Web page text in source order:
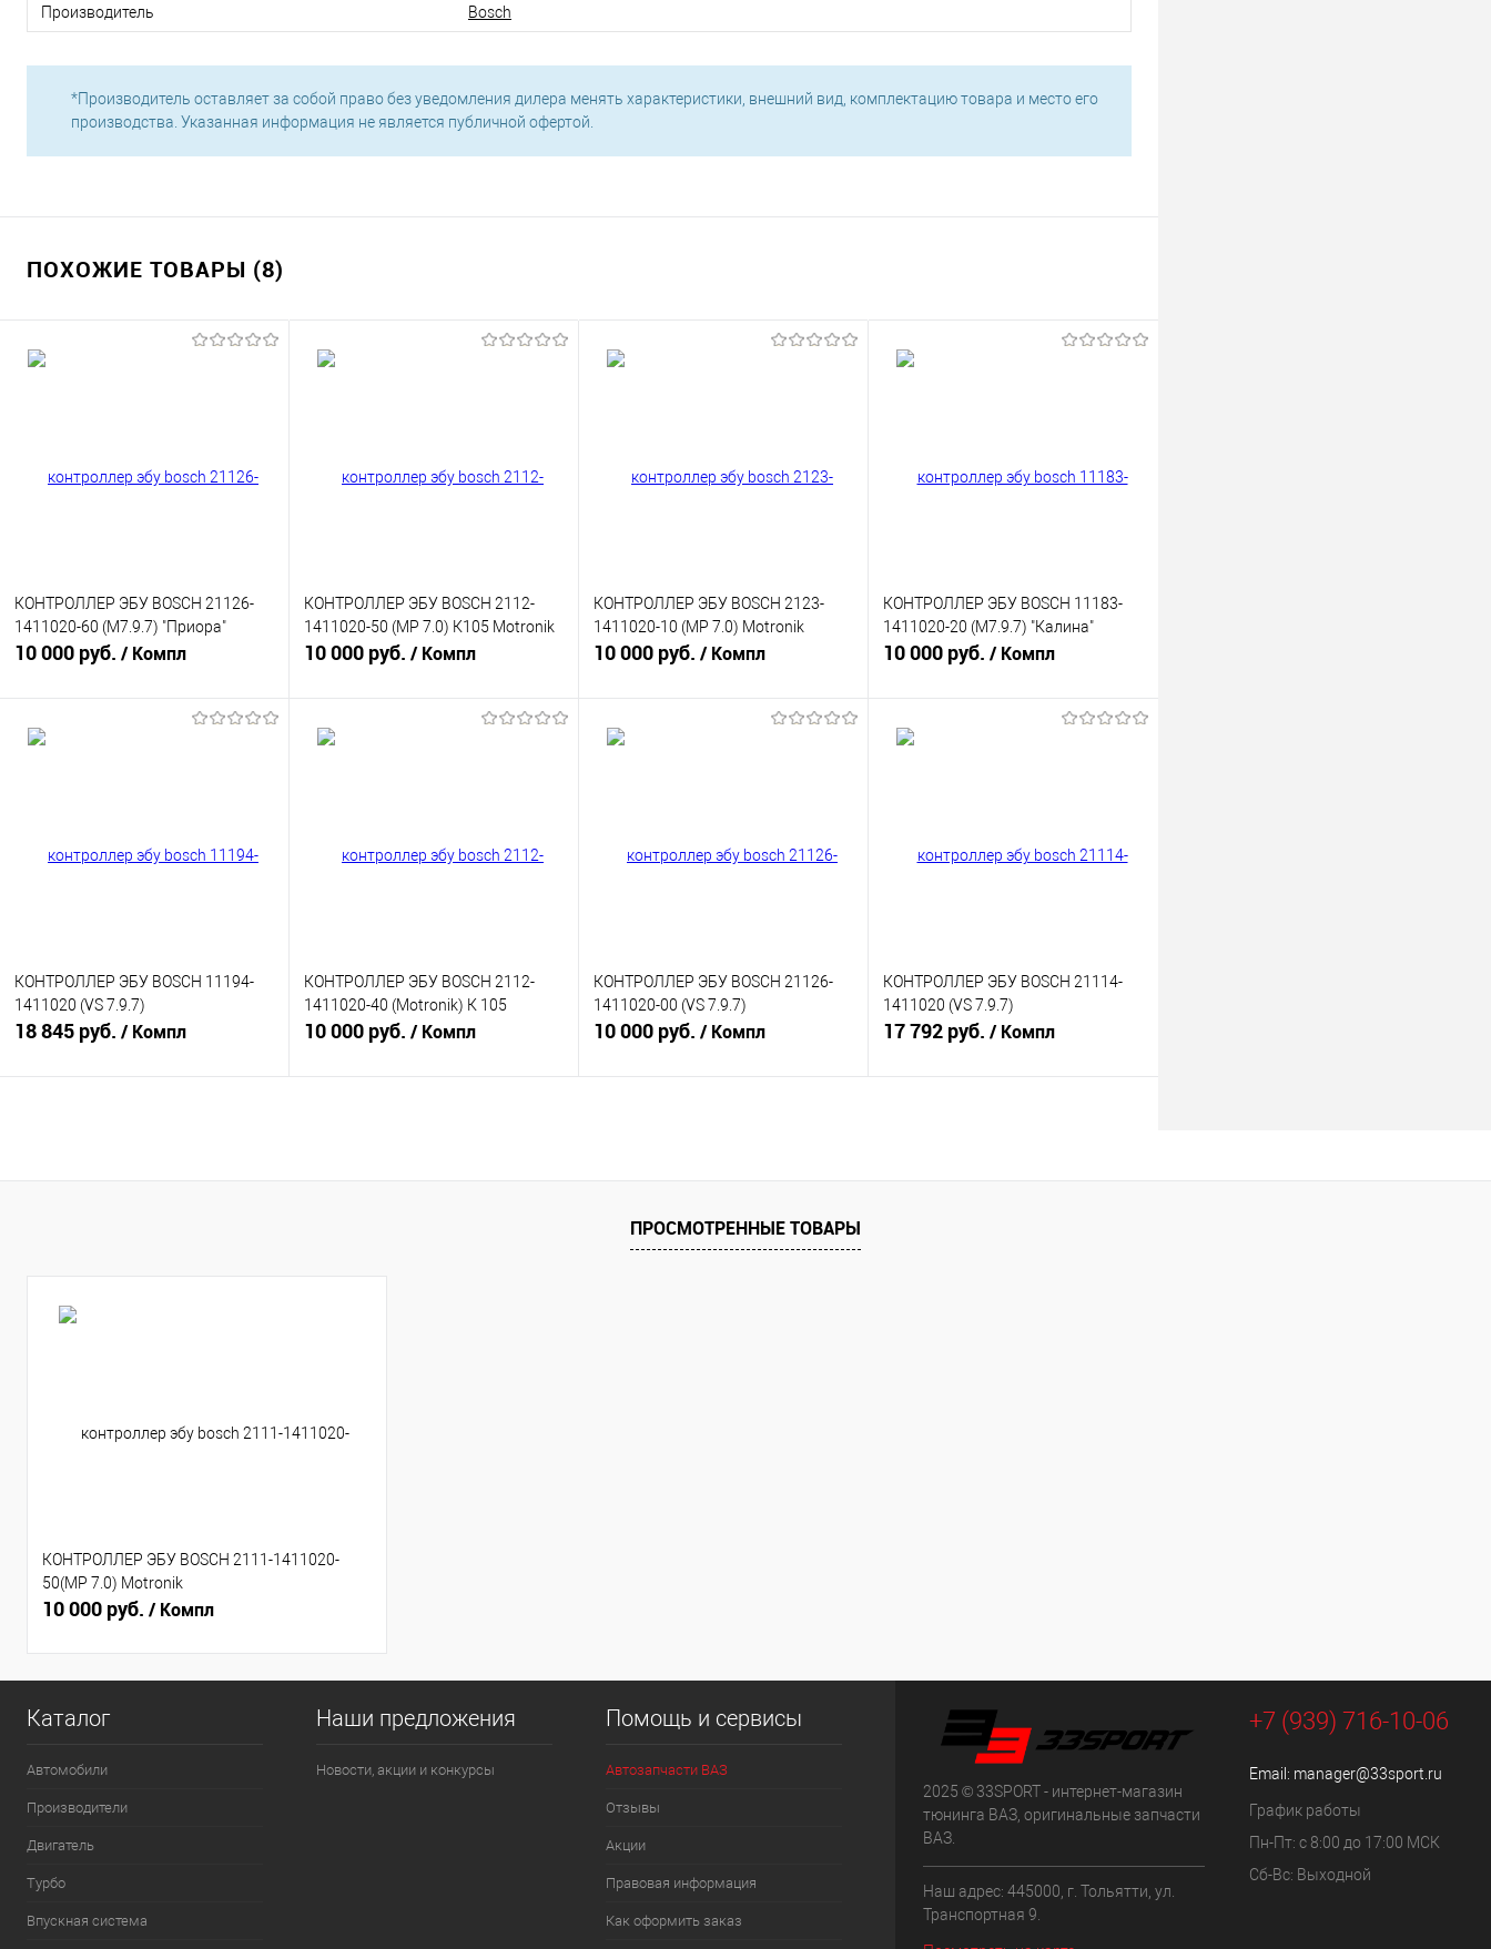
Производитель Bosch
*Производитель оставляет за собой право без уведомления дилера менять характеристики, внешний вид, комплектацию товара и место его
производства. Указанная информация не является публичной офертой.
ПОХОЖИЕ ТОВАРЫ (8)
КОНТРОЛЛЕР ЭБУ BOSCH 21126-
1411020-60 (М7.9.7) "Приора"
10 000 руб. / Компл
КОНТРОЛЛЕР ЭБУ BOSCH 2112-
1411020-50 (MP 7.0) К105 Motronik
10 000 руб. / Компл
КОНТРОЛЛЕР ЭБУ BOSCH 2123-
1411020-10 (MP 7.0) Motronik
10 000 руб. / Компл
КОНТРОЛЛЕР ЭБУ BOSCH 11183-
1411020-20 (М7.9.7) "Калина"
10 000 руб. / Компл
КОНТРОЛЛЕР ЭБУ BOSCH 11194-
1411020 (VS 7.9.7)
18 845 руб. / Компл
КОНТРОЛЛЕР ЭБУ BOSCH 2112-
1411020-40 (Motronik) К 105
10 000 руб. / Компл
КОНТРОЛЛЕР ЭБУ BOSCH 21126-
1411020-00 (VS 7.9.7)
10 000 руб. / Компл
КОНТРОЛЛЕР ЭБУ BOSCH 21114-
1411020 (VS 7.9.7)
17 792 руб. / Компл
ПРОСМОТРЕННЫЕ ТОВАРЫ
КОНТРОЛЛЕР ЭБУ BOSCH 2111-1411020-
50(МР 7.0) Motronik
10 000 руб. / Компл
Каталог
Автомобили
Производители
Двигатель
Турбо
Впускная система
Наши предложения
Новости, акции и конкурсы
Помощь и сервисы
Автозапчасти ВАЗ
Отзывы
Акции
Правовая информация
Как оформить заказ
2025 © 33SPORT - интернет-магазин
тюнинга ВАЗ, оригинальные запчасти
ВАЗ.
Наш адрес: 445000, г. Тольятти, ул.
Транспортная 9.
+7 (939) 716-10-06
Email: manager@33sport.ru
График работы
Пн-Пт: с 8:00 до 17:00 МСК
Сб-Вс: Выходной